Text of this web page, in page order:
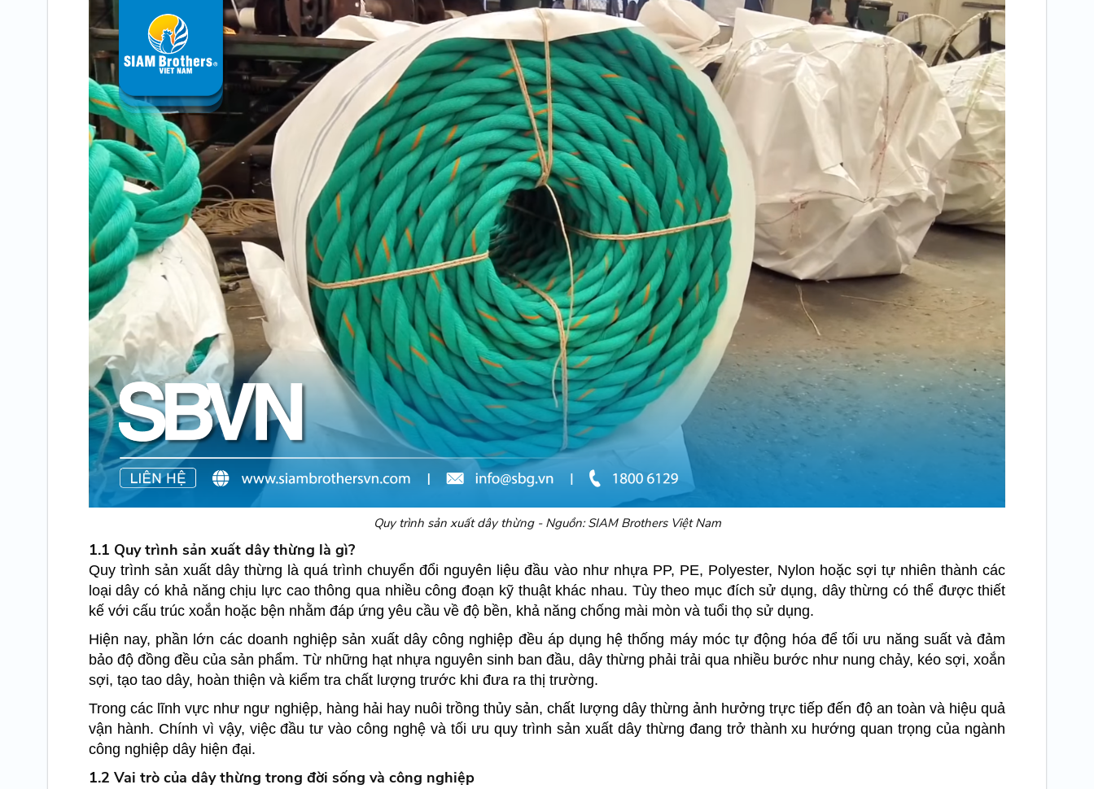
Quy trình sản xuất dây thừng - Nguồn: SIAM Brothers Việt Nam
1.1 Quy trình sản xuất dây thừng là gì?
Quy trình sản xuất dây thừng là quá trình chuyển đổi nguyên liệu đầu vào như nhựa PP, PE, Polyester, Nylon hoặc sợi tự nhiên thành các
loại dây có khả năng chịu lực cao thông qua nhiều công đoạn kỹ thuật khác nhau. Tùy theo mục đích sử dụng, dây thừng có thể được thiết
kế với cấu trúc xoắn hoặc bện nhằm đáp ứng yêu cầu về độ bền, khả năng chống mài mòn và tuổi thọ sử dụng.
Hiện nay, phần lớn các doanh nghiệp sản xuất dây công nghiệp đều áp dụng hệ thống máy móc tự động hóa để tối ưu năng suất và đảm
bảo độ đồng đều của sản phẩm. Từ những hạt nhựa nguyên sinh ban đầu, dây thừng phải trải qua nhiều bước như nung chảy, kéo sợi, xoắn
sợi, tạo tao dây, hoàn thiện và kiểm tra chất lượng trước khi đưa ra thị trường.
Trong các lĩnh vực như ngư nghiệp, hàng hải hay nuôi trồng thủy sản, chất lượng dây thừng ảnh hưởng trực tiếp đến độ an toàn và hiệu quả
vận hành. Chính vì vậy, việc đầu tư vào công nghệ và tối ưu quy trình sản xuất dây thừng đang trở thành xu hướng quan trọng của ngành
công nghiệp dây hiện đại.
1.2 Vai trò của dây thừng trong đời sống và công nghiệp